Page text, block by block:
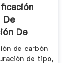
De
De
de carbón
de tipo,